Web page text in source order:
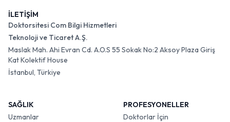
İLETİŞİM
Doktorsitesi Com Bilgi Hizmetleri
Teknoloji ve Ticaret A.Ş.
Maslak Mah. Ahi Evran Cd. A.O.S 55 Sokak No:2 Aksoy Plaza Giriş
Kat Kolektif House
İstanbul, Türkiye
SAĞLIK
Uzmanlar
PROFESYONELLER
Doktorlar İçin